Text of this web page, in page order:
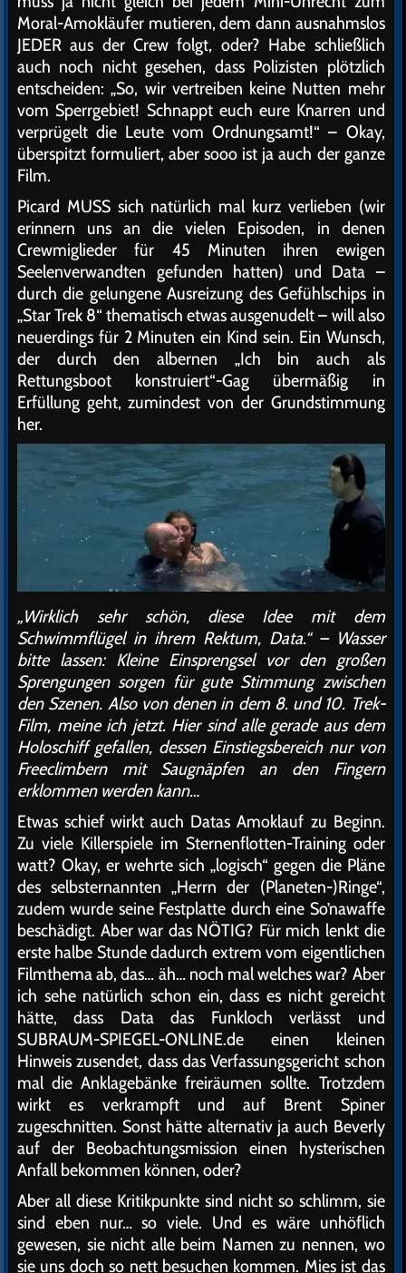
Moral-Amokläufer mutieren, dem dann ausnahmslos
JEDER aus der Crew folgt, oder? Habe schließlich
auch noch nicht gesehen, dass Polizisten plötzlich
entscheiden: „So, wir vertreiben keine Nutten mehr
vom Sperrgebiet! Schnappt euch eure Knarren und
verprügelt die Leute vom Ordnungsamt!“ – Okay,
überspitzt formuliert, aber sooo ist ja auch der ganze
Film.
Picard MUSS sich natürlich mal kurz verlieben (wir
erinnern uns an die vielen Episoden, in denen
Crewmiglieder für 45 Minuten ihren ewigen
Seelenverwandten gefunden hatten) und Data –
durch die gelungene Ausreizung des Gefühlschips in
„Star Trek 8“ thematisch etwas ausgenudelt – will also
neuerdings für 2 Minuten ein Kind sein. Ein Wunsch,
der durch den albernen „Ich bin auch als
Rettungsboot konstruiert“-Gag übermäßig in
Erfüllung geht, zumindest von der Grundstimmung
her.
„Wirklich sehr schön, diese Idee mit dem
Schwimmflügel in ihrem Rektum, Data.“ – Wasser
bitte lassen: Kleine Einsprengsel vor den großen
Sprengungen sorgen für gute Stimmung zwischen
den Szenen. Also von denen in dem 8. und 10. Trek-
Film, meine ich jetzt. Hier sind alle gerade aus dem
Holoschiff gefallen, dessen Einstiegsbereich nur von
Freeclimbern mit Saugnäpfen an den Fingern
erklommen werden kann…
Etwas schief wirkt auch Datas Amoklauf zu Beginn.
Zu viele Killerspiele im Sternenflotten-Training oder
watt? Okay, er wehrte sich „logisch“ gegen die Pläne
des selbsternannten „Herrn der (Planeten-)Ringe“,
zudem wurde seine Festplatte durch eine So’nawaffe
beschädigt. Aber war das NÖTIG? Für mich lenkt die
erste halbe Stunde dadurch extrem vom eigentlichen
Filmthema ab, das… äh… noch mal welches war? Aber
ich sehe natürlich schon ein, dass es nicht gereicht
hätte, dass Data das Funkloch verlässt und
SUBRAUM-SPIEGEL-ONLINE.de einen kleinen
Hinweis zusendet, dass das Verfassungsgericht schon
mal die Anklagebänke freiräumen sollte. Trotzdem
wirkt es verkrampft und auf Brent Spiner
zugeschnitten. Sonst hätte alternativ ja auch Beverly
auf der Beobachtungsmission einen hysterischen
Anfall bekommen können, oder?
Aber all diese Kritikpunkte sind nicht so schlimm, sie
sind eben nur… so viele. Und es wäre unhöflich
gewesen, sie nicht alle beim Namen zu nennen, wo
sie uns doch so nett besuchen kommen. Mies ist das